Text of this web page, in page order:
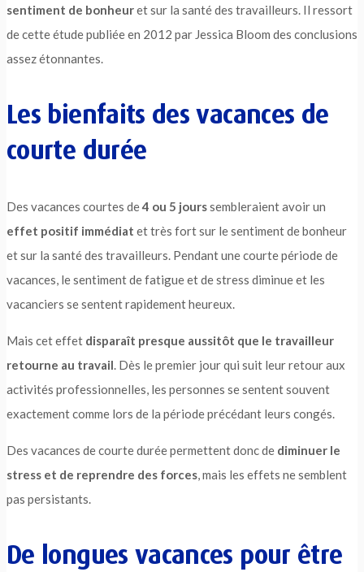
sentiment de bonheuret sur la santé des travailleurs. Il ressort
de cette étude publiée en 2012 par Jessica Bloom des conclusions
assez étonnantes.
Les bienfaits des vacances de
courte durée
Des vacances courtes de4 ou 5 jourssembleraient avoir un
effet positif immédiat et très fort sur le sentiment de bonheur
et sur la santé des travailleurs. Pendant une courte période de
vacances, le sentiment de fatigue et de stress diminue et les
vacanciers se sentent rapidement heureux.
Mais cet effet disparaît presque aussitôt que le travailleur
retourne au travail. Dès le premier jour qui suit leur retour aux
activités professionnelles, les personnes se sentent souvent
exactement comme lors de la période précédant leurs congés.
Des vacances de courte durée permettent donc de diminuer le
stress et de reprendre des forces, mais les effets ne semblent
pas persistants.
De longues vacances pour être